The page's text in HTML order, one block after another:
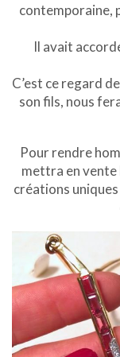
contemporaine,
Il avait
C’est ce regard
son fils, nous
Pour rendre
mettra en vente
créations